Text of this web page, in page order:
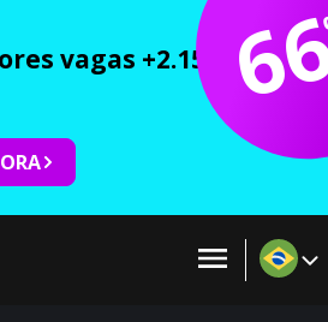
vagas +2.150 cursos